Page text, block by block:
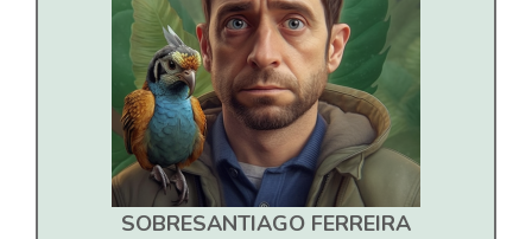
SOBRESANTIAGO FERREIRA